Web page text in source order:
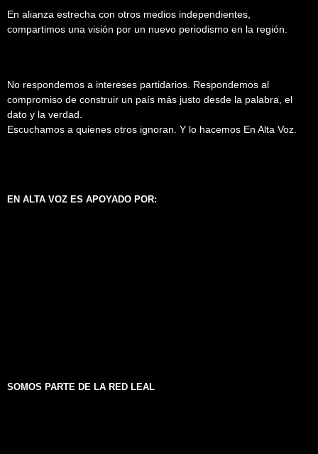
En alianza estrecha con otros medios independientes,
compartimos una visión por un nuevo periodismo en la región.
No respondemos a intereses partidarios. Respondemos al
compromiso de construir un país más justo desde la palabra, el
dato y la verdad.
Escuchamos a quienes otros ignoran. Y lo hacemos En Alta Voz.
EN ALTA VOZ ES APOYADO POR:
SOMOS PARTE DE LA RED LEAL